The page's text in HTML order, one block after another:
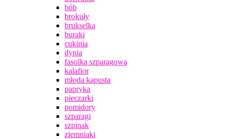
bób
brokuły
brukselka
buraki
cukinia
dynia
fasolka szparagowa
kalafior
młoda kapusta
papryka
pieczarki
pomidory
szparagi
szpinak
ziemniaki